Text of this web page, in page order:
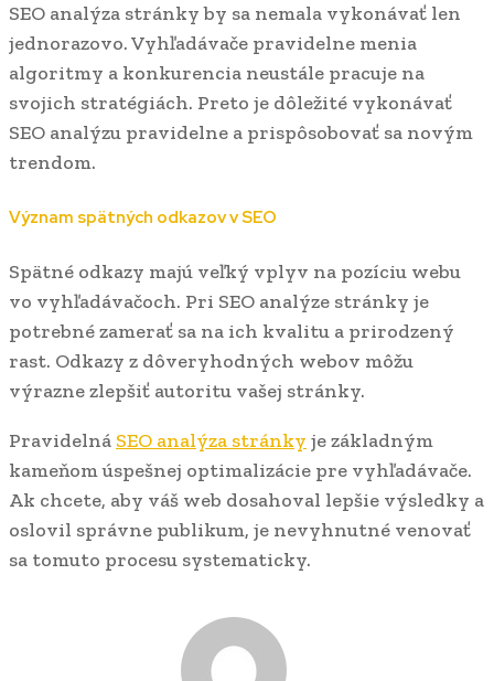
SEO analýza stránky by sa nemala vykonávať len
jednorazovo. Vyhľadávače pravidelne menia
algoritmy a konkurencia neustále pracuje na
svojich stratégiách. Preto je dôležité vykonávať
SEO analýzu pravidelne a prispôsobovať sa novým
trendom.
Význam spätných odkazov v SEO
Spätné odkazy majú veľký vplyv na pozíciu webu
vo vyhľadávačoch. Pri SEO analýze stránky je
potrebné zamerať sa na ich kvalitu a prirodzený
rast. Odkazy z dôveryhodných webov môžu
výrazne zlepšiť autoritu vašej stránky.
Pravidelná SEO analýza stránky je základným
kameňom úspešnej optimalizácie pre vyhľadávače.
Ak chcete, aby váš web dosahoval lepšie výsledky a
oslovil správne publikum, je nevyhnutné venovať
sa tomuto procesu systematicky.